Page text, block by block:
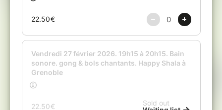
Les prochains Bains sonores se déroulent
régulièrelent
@Happy Shala, 6 rue Voltaire, à Grenoble De
19h15 à 20h15
Places limitées